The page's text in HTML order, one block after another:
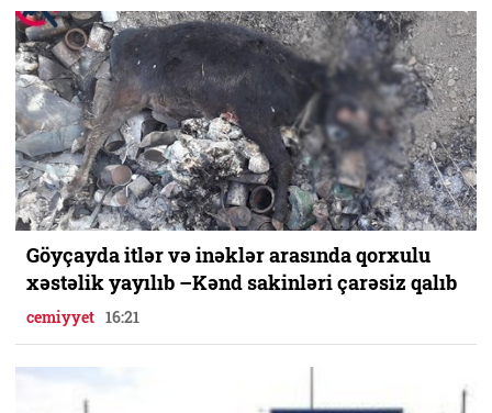
Göyçayda itlər və inəklər arasında qorxulu
xəstəlik yayılıb –Kənd sakinləri çarəsiz qalıb
cemiyyet 16:21